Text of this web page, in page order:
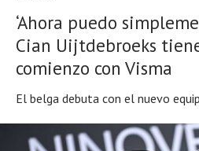
‘Ahora puedo
Cian Uijtdebroeks
comienzo con Visma
El belga debuta con el nuevo